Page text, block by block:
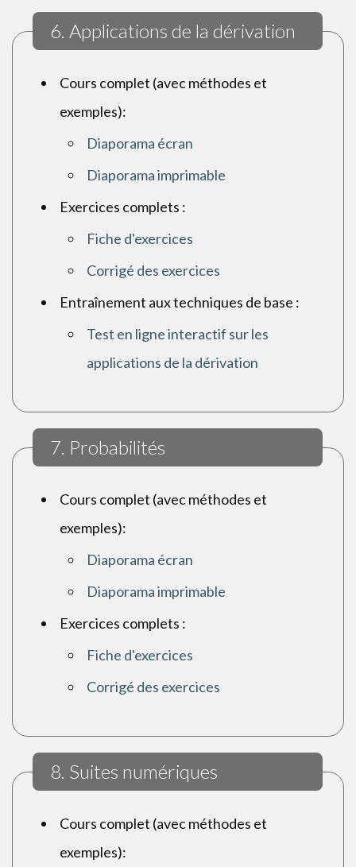
6. Applications de la dérivation
Cours complet (avec méthodes et
exemples):
Diaporama écran
Diaporama imprimable
Exercices complets :
Fiche d'exercices
Corrigé des exercices
Entraînement aux techniques de base :
Test en ligne interactif sur les
applications de la dérivation
7. Probabilités
Cours complet (avec méthodes et
exemples):
Diaporama écran
Diaporama imprimable
Exercices complets :
Fiche d'exercices
Corrigé des exercices
8. Suites numériques
Cours complet (avec méthodes et
exemples):